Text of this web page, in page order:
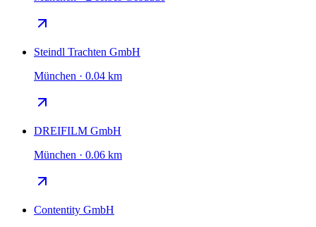
Steindl Trachten GmbH
München · 0.04 km
DREIFILM GmbH
München · 0.06 km
Contentity GmbH